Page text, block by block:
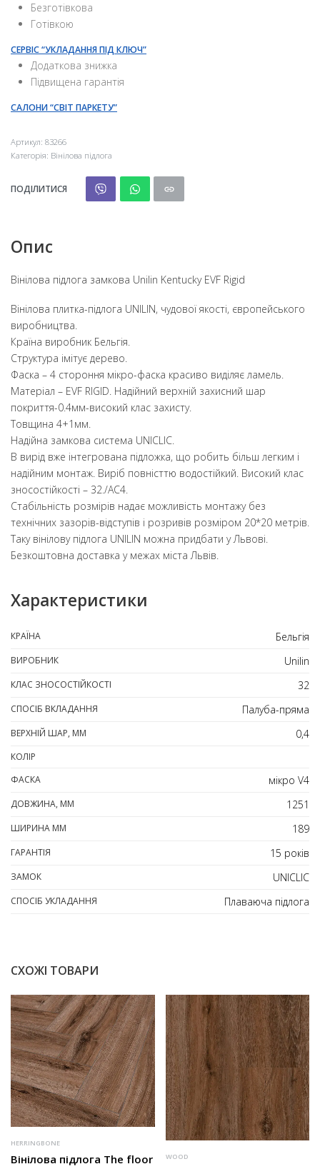
Безготівкова
Готівкою
СЕРВІС “УКЛАДАННЯ ПІД КЛЮЧ”
Додаткова знижка
Підвищена гарантія
САЛОНИ “СВІТ ПАРКЕТУ”
Артикул: 83266
Категорія: Вінілова підлога
ПОДІЛИТИСЯ
Опис
Вінілова підлога замкова Unilin Kentucky EVF Rigid
Вінілова плитка-підлога UNILIN, чудової якості, європейського
виробництва.
Країна виробник Бельгія.
Структура імітує дерево.
Фаска – 4 стороння мікро-фаска красиво виділяє ламель.
Матеріал – EVF RIGID. Надійний верхній захисний шар
покриття-0.4мм-високий клас захисту.
Товщина 4+1мм.
Надійна замкова система UNICLIC.
В вирід вже інтегрована підложка, що робить більш легким і
надійним монтаж. Виріб повністтю водостійкий. Високий клас
зносостійкості – 32./АС4.
Стабільність розмірів надає можливість монтажу без
технічних зазорів-відступів і розривів розміром 20*20 метрів.
Таку вінілову підлога UNILIN можна придбати у Львові.
Безкоштовна доставка у межах міста Львів.
Характеристики
КРАЇНА Бельгія
ВИРОБНИК Unilin
КЛАС ЗНОСОСТІЙКОСТІ 32
СПОСІБ ВКЛАДАННЯ Палуба-пряма
ВЕРХНІЙ ШАР, ММ 0,4
КОЛІР
ФАСКА
мікро V4
ДОВЖИНА, ММ 1251
ШИРИНА ММ 189
ГАРАНТІЯ 15 років
ЗАМОК UNICLIC
СПОСІБ УКЛАДАННЯ Плаваюча підлога
СХОЖІ ТОВАРИ
HERRINGBONE
Вінілова підлога The floor
WOOD